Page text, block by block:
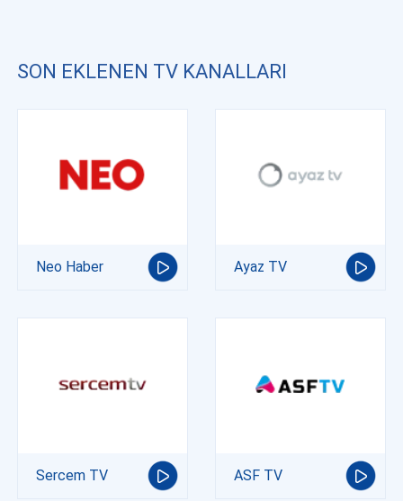
SON EKLENEN TV KANALLARI
Neo Haber Ayaz TV
Sercem TV ASF TV